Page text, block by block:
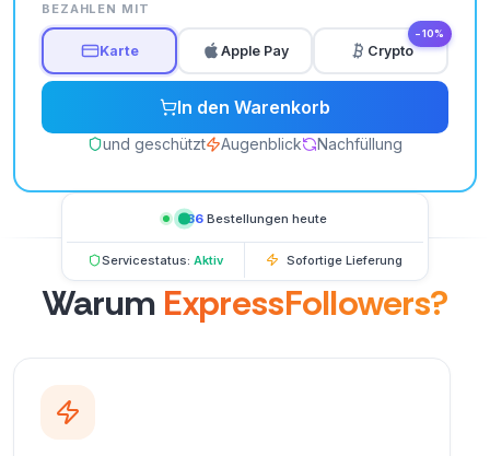
BEZAHLEN MIT
Karte Apple Pay Crypto
−10%
In den Warenkorb
und geschützt Augenblick Nachfüllung
736 Bestellungen heute
Servicestatus: Aktiv Sofortige Lieferung
Warum ExpressFollowers?